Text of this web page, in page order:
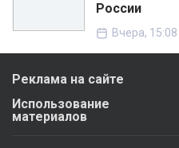
России
Вчера, 15:08
Реклама на сайте
Использование
материалов